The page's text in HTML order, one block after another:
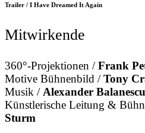
Trailer / I Have Dreamed It Again
Mitwirkende
360°-Projektionen /Frank
Motive Bühnenbild /Tony
Musik / Alexander Balanescu
Künstlerische Leitung &
Sturm